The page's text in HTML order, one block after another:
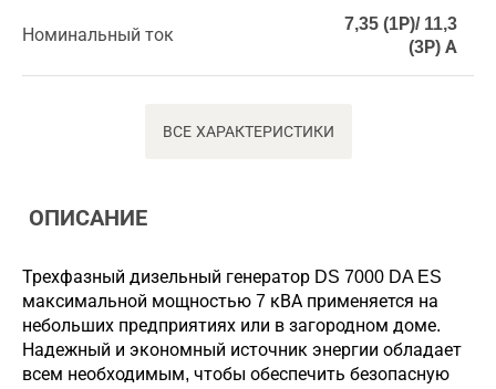
Номинальный ток
7,35 (1Р)/ 11,3
(3Р) А
ВСЕ ХАРАКТЕРИСТИКИ
ОПИСАНИЕ
Трехфазный дизельный генератор DS 7000 DA ES
максимальной мощностью 7 кВА применяется на
небольших предприятиях или в загородном доме.
Надежный и экономный источник энергии обладает
всем необходимым, чтобы обеспечить безопасную